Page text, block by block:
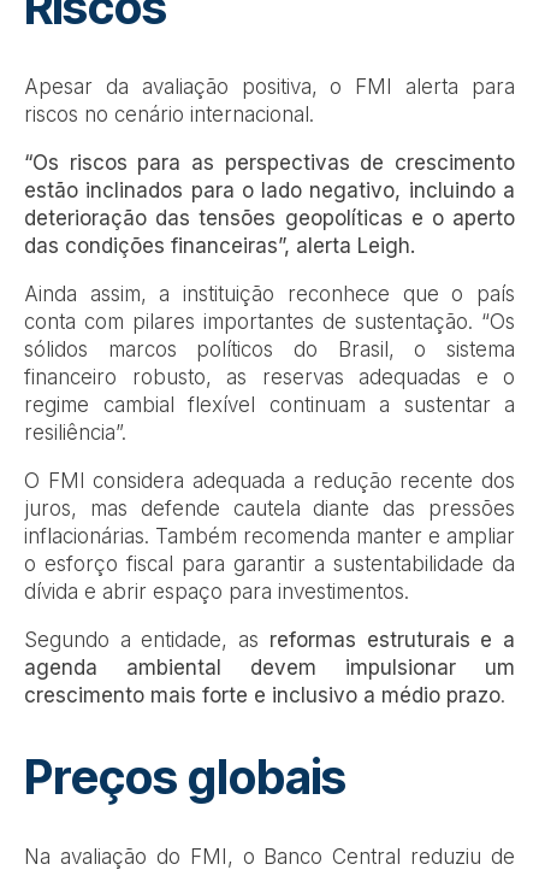
Apesar da avaliação positiva, o FMI alerta para
riscos no cenário internacional.
“Os riscos para as perspectivas de crescimento
estão inclinados para o lado negativo, incluindo a
deterioração das tensões geopolíticas e o aperto
das condições financeiras”, alerta Leigh.
Ainda assim, a instituição reconhece que o país
conta com pilares importantes de sustentação. “Os
sólidos marcos políticos do Brasil, o sistema
financeiro robusto, as reservas adequadas e o
regime cambial flexível continuam a sustentar a
resiliência”.
O FMI considera adequada a redução recente dos
juros, mas defende cautela diante das pressões
inflacionárias. Também recomenda manter e ampliar
o esforço fiscal para garantir a sustentabilidade da
dívida e abrir espaço para investimentos.
Segundo a entidade, as reformas estruturais e a
agenda ambiental devem impulsionar um
crescimento mais forte e inclusivo a médio prazo.
Preços globais
Na avaliação do FMI, o Banco Central reduziu de